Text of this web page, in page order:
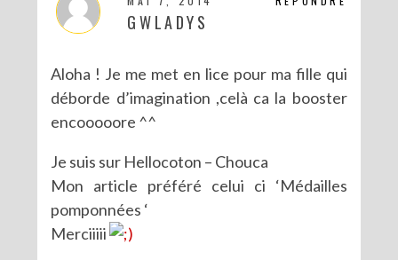
GWLADYS
Aloha ! Je me met en lice pour ma fille qui
déborde d’imagination ,celà ca la booster
encooooore ^^
Je suis sur Hellocoton – Chouca
Mon article préféré celui ci ‘Médailles
pomponnées ‘
Merciiiii